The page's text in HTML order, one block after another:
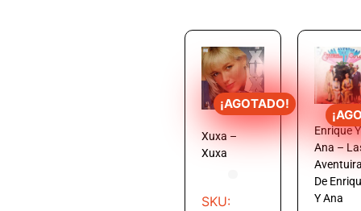
¡AGOTADO!
Xuxa –
Xuxa
SKU:
Enrique Y
Ana –
De
Y Ana